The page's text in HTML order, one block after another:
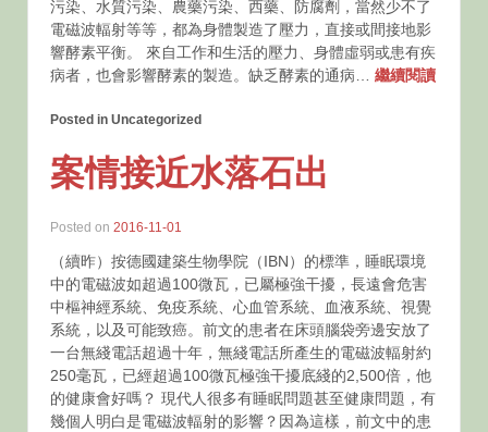
污染、水質污染、農藥污染、西藥、防腐劑，當然少不了
電磁波輻射等等，都為身體製造了壓力，直接或間接地影
響酵素平衡。 來自工作和生活的壓力、身體虛弱或患有疾
病者，也會影響酵素的製造。缺乏酵素的通病… 繼續閱讀
Posted in Uncategorized
案情接近水落石出
Posted on 2016-11-01
（續昨）按德國建築生物學院（IBN）的標準，睡眠環境
中的電磁波如超過100微瓦，已屬極強干擾，長遠會危害
中樞神經系統、免疫系統、心血管系統、血液系統、視覺
系統，以及可能致癌。前文的患者在床頭腦袋旁邊安放了
一台無綫電話超過十年，無綫電話所產生的電磁波輻射約
250毫瓦，已經超過100微瓦極強干擾底綫的2,500倍，他
的健康會好嗎？ 現代人很多有睡眠問題甚至健康問題，有
幾個人明白是電磁波輻射的影響？因為這樣，前文中的患